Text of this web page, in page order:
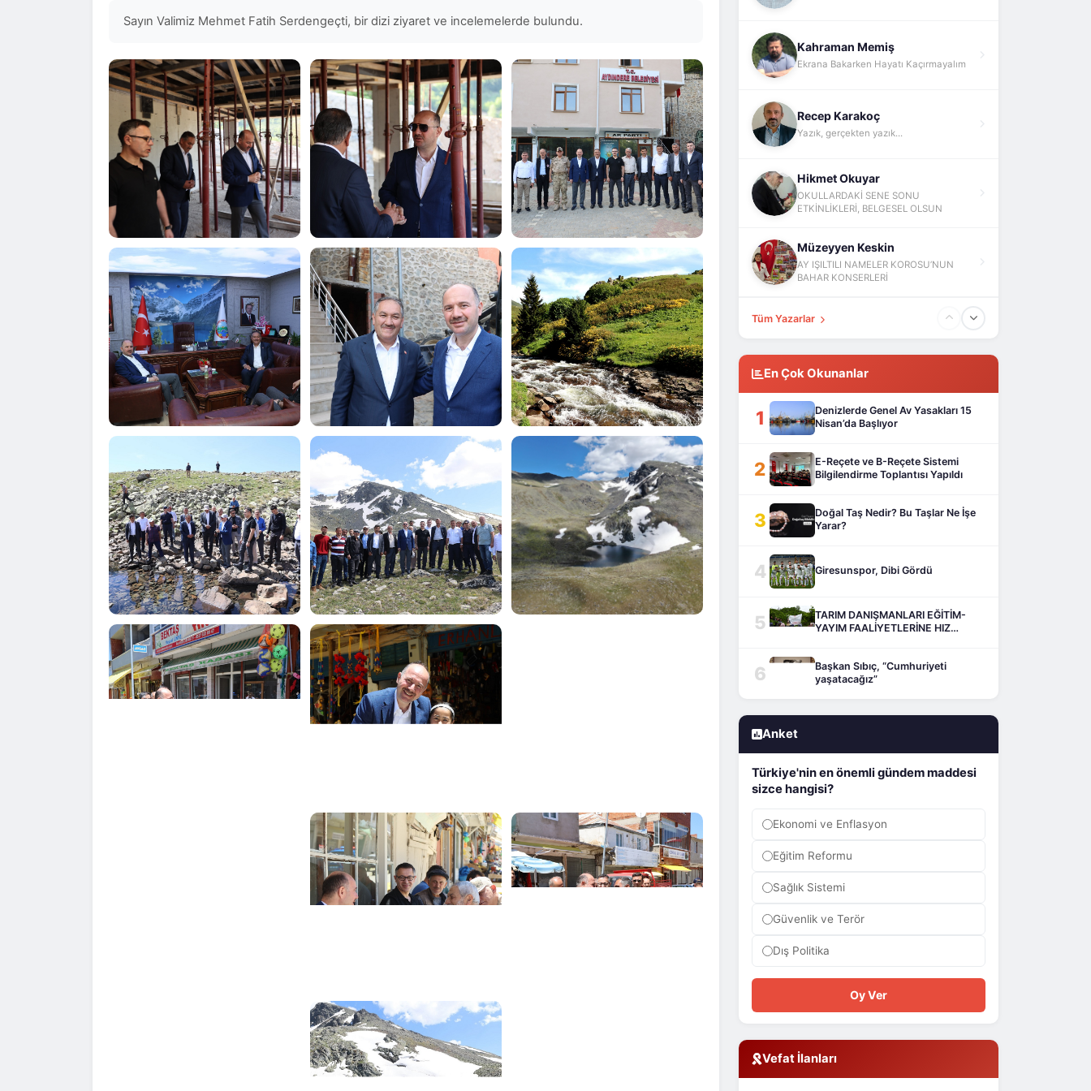
Sayın Valimiz Mehmet Fatih Serdengeçti, bir dizi ziyaret ve incelemelerde bulundu.
Kahraman Memiş
Ekrana Bakarken Hayatı Kaçırmayalım
Recep Karakoç
Yazık, gerçekten yazık...
Hikmet Okuyar
OKULLARDAKİ SENE SONU
ETKİNLİKLERİ, BELGESEL OLSUN
Müzeyyen Keskin
AY IŞILTILI NAMELER KOROSU’NUN
BAHAR KONSERLERİ
Fatih Yokuş
Tüm Yazarlar
En Çok Okunanlar
1
Denizlerde Genel Av Yasakları 15
Nisan’da Başlıyor
2
E-Reçete ve B-Reçete Sistemi
Bilgilendirme Toplantısı Yapıldı
3
Doğal Taş Nedir? Bu Taşlar Ne İşe
Yarar?
4 Giresunspor, Dibi Gördü
5
TARIM DANIŞMANLARI EĞİTİM-
YAYIM FAALİYETLERİNE HIZ
6
Başkan Sıbıç, “Cumhuriyeti
yaşatacağız”
Anket
Türkiye'nin en önemli gündem maddesi
sizce hangisi?
Ekonomi ve Enflasyon
Eğitim Reformu
Sağlık Sistemi
Güvenlik ve Terör
Dış Politika
Oy Ver
Vefat İlanları